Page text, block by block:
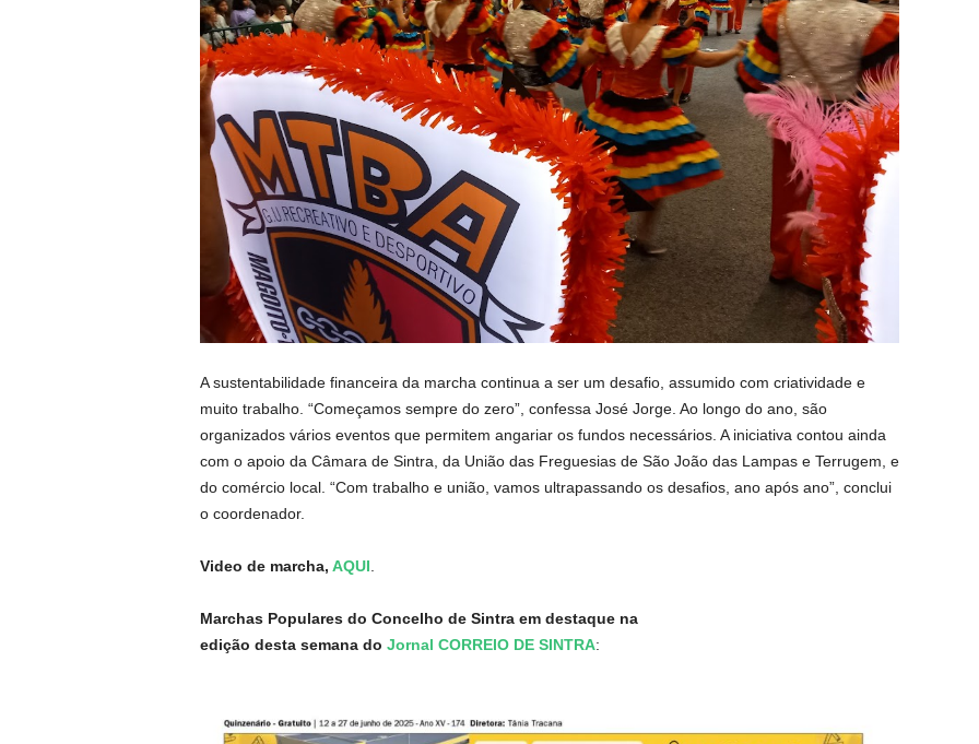
A sustentabilidade financeira da marcha continua a ser um desafio, assumido com criatividade e
muito trabalho. “Começamos sempre do zero”, confessa José Jorge. Ao longo do ano, são
organizados vários eventos que permitem angariar os fundos necessários. A iniciativa contou ainda
com o apoio da Câmara de Sintra, da União das Freguesias de São João das Lampas e Terrugem, e
do comércio local. “Com trabalho e união, vamos ultrapassando os desafios, ano após ano”, conclui
o coordenador.
Video de marcha, AQUI.
Marchas Populares do Concelho de Sintra em destaque na
edição desta semana do Jornal CORREIO DE SINTRA: